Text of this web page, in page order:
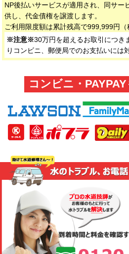
NP後払いサービスが適用され、同サー
供し、代金債権を譲渡します。
ご利用限度額は累計残高で999,999円（
※注意※30万円を超えるお取引につき
りコンビニ、郵便局でのお支払いには
コンビニ・